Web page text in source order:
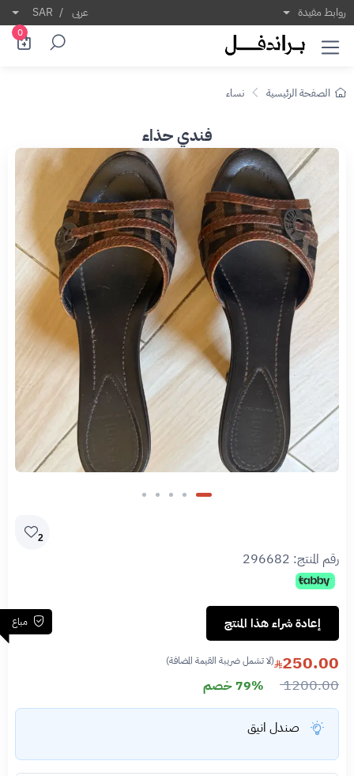
روابط مفيدة عربى /
SAR
0
الصفحة الرئيسية نساء
فندي حذاء
2
رقم المنتج: 296682
مباع إعادة شراء هذا المنتج
250.00 (لا تشمل ضريبة القيمة المضافة)
1200.00 79% خصم
صندل انيق